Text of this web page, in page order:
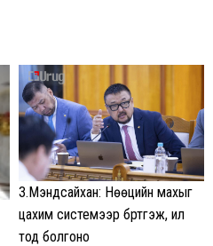
З.Мэндсайхан: Нөөцийн махыг
цахим системээр бүртгэж, ил
тод болгоно